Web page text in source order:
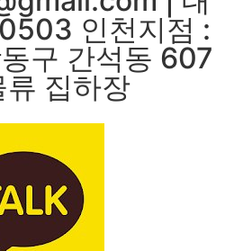
인천지점 :
구 간석동 607
집하장